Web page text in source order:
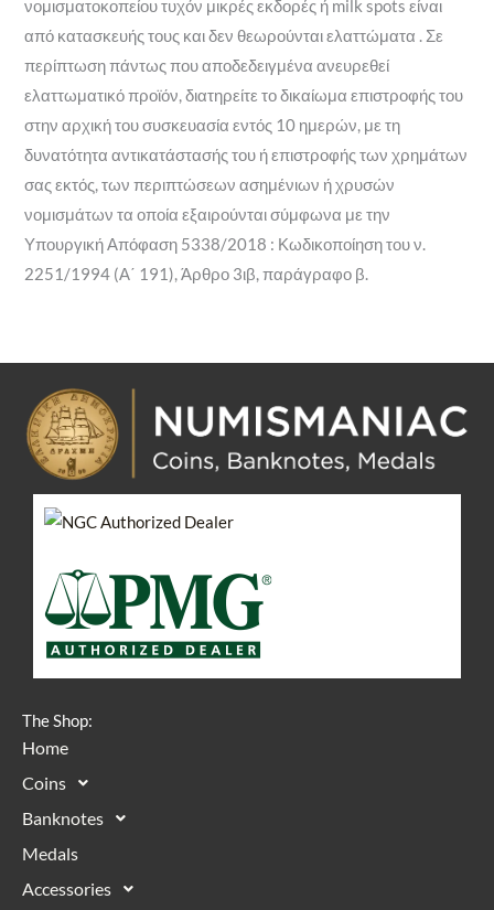
νομισματοκοπείου τυχόν μικρές εκδορές ή milk spots είναι
από κατασκευής τους και δεν θεωρούνται ελαττώματα . Σε
περίπτωση πάντως που αποδεδειγμένα ανευρεθεί
ελαττωματικό προϊόν, διατηρείτε το δικαίωμα επιστροφής του
στην αρχική του συσκευασία εντός 10 ημερών, με τη
δυνατότητα αντικατάστασής του ή επιστροφής των χρημάτων
σας εκτός, των περιπτώσεων ασημένιων ή χρυσών
νομισμάτων τα οποία εξαιρούνται σύμφωνα με την
Υπουργική Απόφαση 5338/2018 : Κωδικοποίηση του ν.
2251/1994 (Α΄ 191), Άρθρο 3ιβ, παράγραφο β.
The Shop:
Home
Coins
Banknotes
Medals
Accessories